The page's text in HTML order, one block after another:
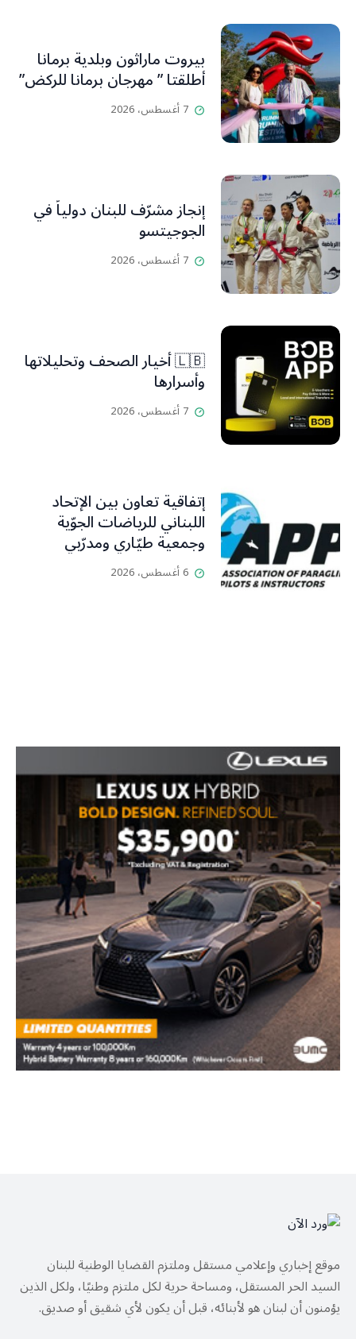
بيروت ماراثون وبلدية برمانا
أطلقتا ” مهرجان برمانا للركض”
7 أغسطس، 2026
إنجاز مشرّف للبنان دولياً في
الجوجيتسو
7 أغسطس، 2026
🇱🇧 أخيار الصحف وتحليلاتها
وأسرارها
7 أغسطس، 2026
إتفاقية تعاون بين الإتحاد
اللبناني للرياضات الجوّية
وجمعية طيّاري ومدرّبي
الطيران الشراعي
6 أغسطس، 2026
موقع إخباري وإعلامي مستقل وملتزم القضايا الوطنية للبنان
السيد الحر المستقل، ومساحة حرية لكل ملتزم وطنيًا، ولكل الذين
يؤمنون أن لبنان هو لأبنائه، قبل أن يكون لأي شقيق أو صديق.